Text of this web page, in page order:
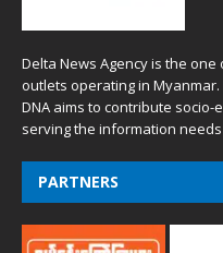
Delta News Agency is the
outlets operating in
DNA aims to contribute
serving the information
PARTNERS